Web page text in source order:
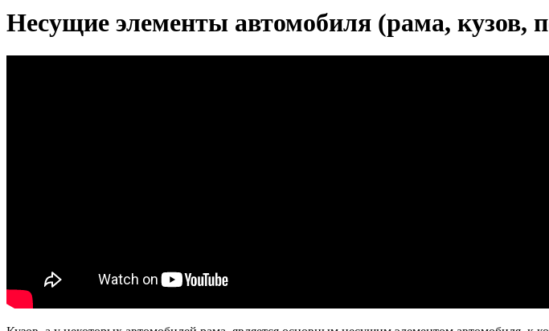
Несущие элементы автомобиля (рама, кузов,